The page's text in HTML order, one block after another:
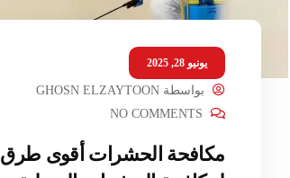
يونيو 28, 2025
بواسطةGHOSN ELZAYTOON
NO COMMENTS
مكافحة الحشرات أقوى طرق